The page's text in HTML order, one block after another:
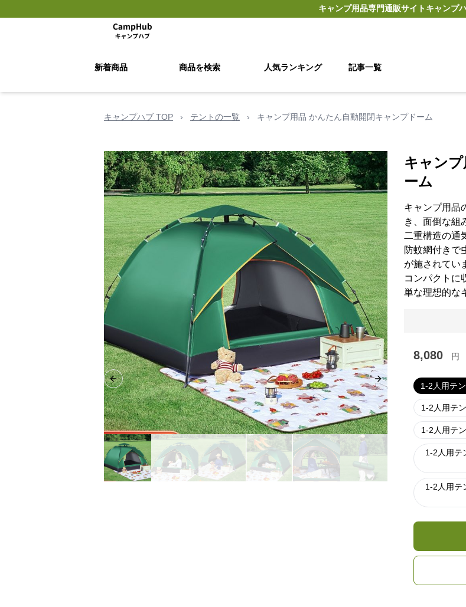
キャンプ用品専門通販サイトキャンプ
新着商品 商品を検索 人気ランキング 記事一覧
キャンプハブ TOP › テントの一覧 › キャンプ用品 かんたん自動開閉キャンプドーム
Previous slide Next slide
キャン
ーム
キャンプ用品
き、面倒な組
二重構造の通
防蚊網付きで
が施されてい
コンパクトに
単な理想的な
8,080 円
1-2人用テ
1-2人用テ
1-2人用テ
1-2人用テ
1-2人用テ